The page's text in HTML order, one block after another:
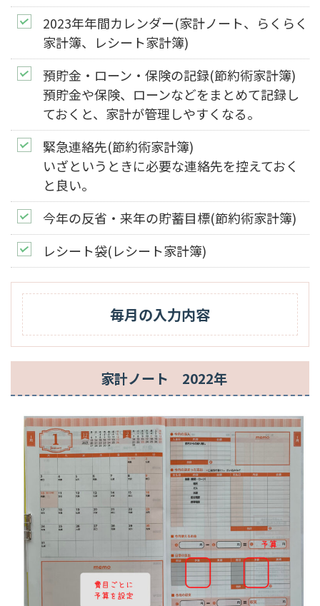
2023年年間カレンダー(家計ノート、らくらく
家計簿、レシート家計簿)
預貯金・ローン・保険の記録(節約術家計簿)
預貯金や保険、ローンなどをまとめて記録し
ておくと、家計が管理しやすくなる。
緊急連絡先(節約術家計簿)
いざというときに必要な連絡先を控えておく
と良い。
今年の反省・来年の貯蓄目標(節約術家計簿)
レシート袋(レシート家計簿)
毎月の入力内容
家計ノート 2022年